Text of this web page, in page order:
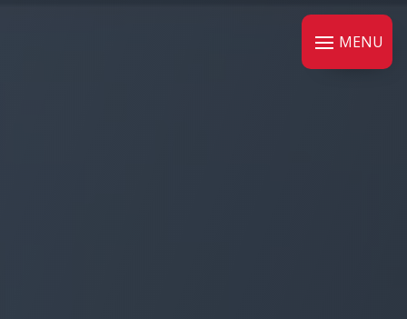
MENU